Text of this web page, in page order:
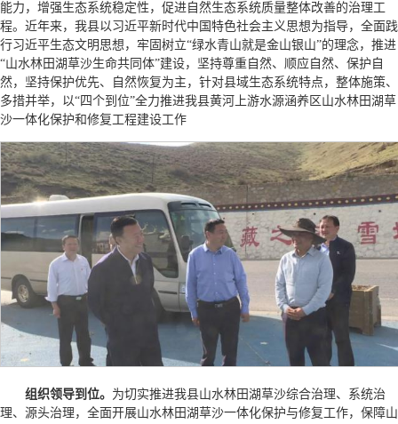
能力，增强生态系统稳定性，促进自然生态系统质量整体改善的治理工
程。近年来，我县以习近平新时代中国特色社会主义思想为指导，全面践
行习近平生态文明思想，牢固树立“绿水青山就是金山银山”的理念，推进
“山水林田湖草沙生命共同体”建设，坚持尊重自然、顺应自然、保护自
然，坚持保护优先、自然恢复为主，针对县域生态系统特点，整体施策、
多措并举，以“四个到位”全力推进我县黄河上游水源涵养区山水林田湖草
沙一体化保护和修复工程建设工作
组织领导到位。 为切实推进我县山水林田湖草沙综合治理、系统治
理、源头治理，全面开展山水林田湖草沙一体化保护与修复工作，保障山